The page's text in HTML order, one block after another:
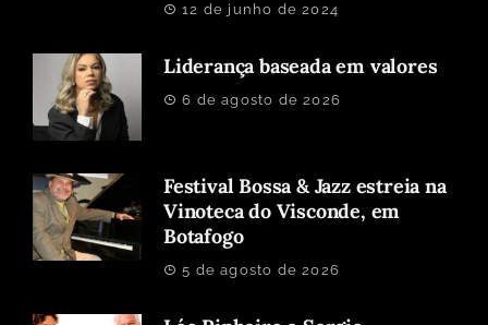
12 de junho de 2024
Liderança baseada em valores
6 de agosto de 2026
Festival Bossa & Jazz estreia na
Vinoteca do Visconde, em
Botafogo
5 de agosto de 2026